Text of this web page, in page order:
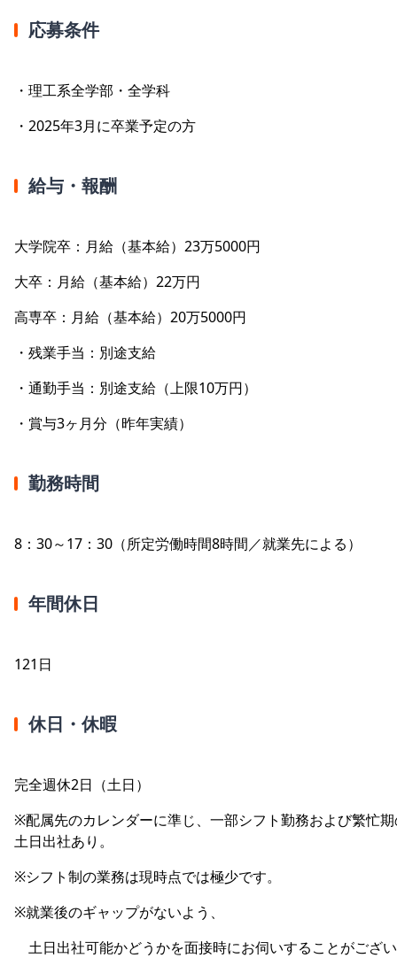
応募条件
・理工系全学部・全学科
・2025年3月に卒業予定の方
給与・報酬
大学院卒：月給（基本給）23万5000円
大卒：月給（基本給）22万円
高専卒：月給（基本給）20万5000円
・残業手当：別途支給
・通勤手当：別途支給（上限10万円）
・賞与3ヶ月分（昨年実績）
勤務時間
8：30～17：30（所定労働時間8時間／就業先による）
年間休日
121日
休日・休暇
完全週休2日（土日）
※配属先のカレンダーに準じ、一部シフト勤務および繁忙
土日出社あり。
※シフト制の業務は現時点では極少です。
※就業後のギャップがないよう、
土日出社可能かどうかを面接時にお伺いすることがござ